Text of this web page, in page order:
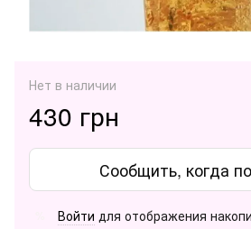
Нет в наличии
430 грн
Сообщить, когда
Войти для отображения